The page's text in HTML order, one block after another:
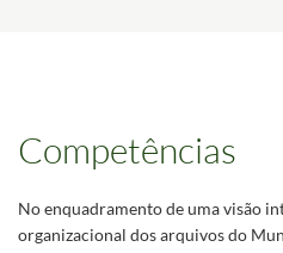
Competências
No enquadramento de uma visão
organizacional dos arquivos do